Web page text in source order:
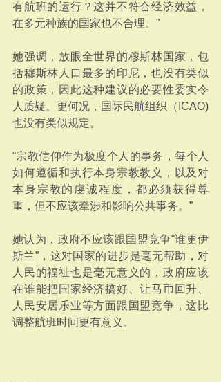
有航班的运行？这并不符合经济效益，
在多元种族的国家也不合理。”
她强调，放眼全世界的穆斯林国家，包
括穆斯林人口最多的印尼，也没有类似
的政策，因此这种建议的必要性委实令
人质疑。更何况，国际民航组织（ICAO)
也没有类似规定。
“宗教信仰作为极度个人的事务，每个人
如何遵循和执行本身宗教教义，以及对
本身宗教的虔诚程度，都必须获得尊
重，但不应该牵涉和影响公共事务。”
她认为，政府不应该跟国盟竞争“谁更伊
斯兰”，这对国家的进步是毫无帮助，对
人民的福祉也是毫无意义的，政府应该
在谁能把国家经济搞好、让马币回升、
人民安居乐业等方面跟国盟竞争，这比
调整航班时间更有意义。